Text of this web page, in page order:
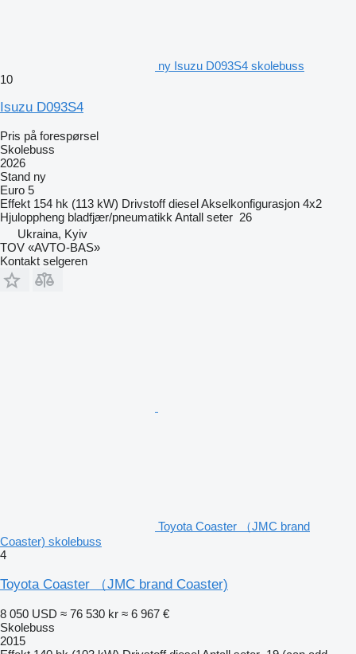
ny Isuzu D093S4 skolebuss
10
Isuzu D093S4
Pris på forespørsel
Skolebuss
2026
Stand ny
Euro 5
Effekt 154 hk (113 kW) Drivstoff dieselAkselkonfigurasjon 4x2
Hjuloppheng bladfjær/pneumatikk Antall seter 26
Ukraina, Kyiv
TOV «AVTO-BAS»
Kontakt selgeren
Toyota Coaster （JMC brand
Coaster) skolebuss
4
Toyota Coaster （JMC brand Coaster)
8 050 USD ≈ 76 530 kr ≈ 6 967 €
Skolebuss
2015